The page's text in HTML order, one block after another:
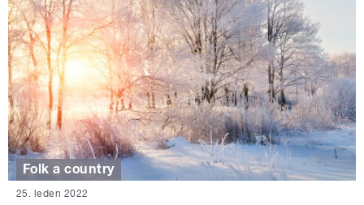
Folk a country
25. leden 2022